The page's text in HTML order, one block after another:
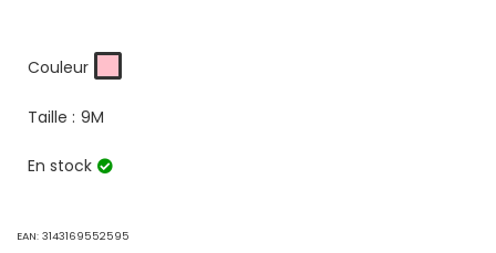
Couleur
Taille : 9M
En stock
EAN: 3143169552595